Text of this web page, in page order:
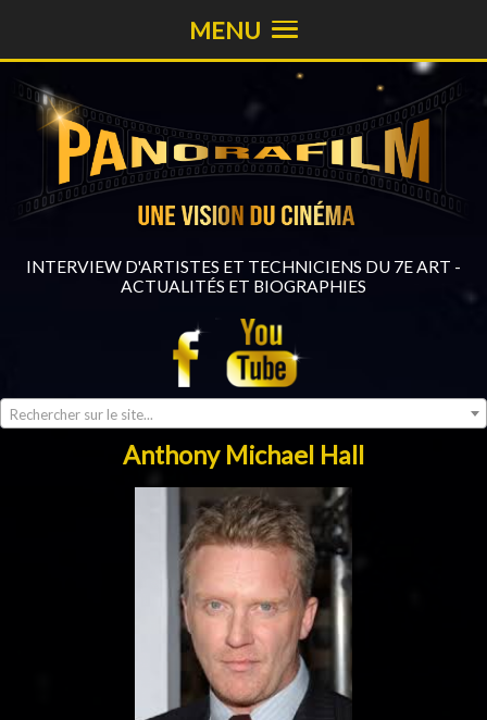
INTERVIEW D'ARTISTES ET TECHNICIENS DU 7E ART -
ACTUALITÉS ET BIOGRAPHIES
Rechercher sur le site...
MENU
Anthony Michael Hall